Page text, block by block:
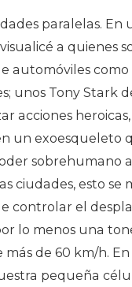
paralelas. En
a quienes
automóviles como
unos Tony Stark
acciones
un exoesqueleto
sobrehumano
ciudades, esto se
controlar el
lo menos una
más de 60 km/h.
pequeña